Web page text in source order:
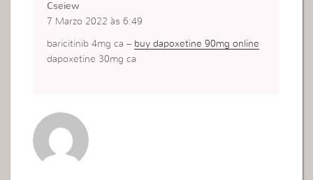
Cseiew
7 Marzo 2022 às 6:49
baricitinib 4mg ca – buy dapoxetine 90mg online
dapoxetine 30mg ca